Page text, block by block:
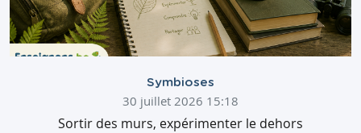
Symbioses
30 juillet 2026 15:18
Sortir des murs, expérimenter le dehors